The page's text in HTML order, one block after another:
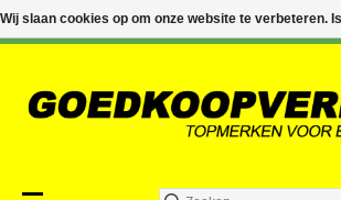
Toevoegen aan
Wij slaan cookies op om onze website te verbeteren.